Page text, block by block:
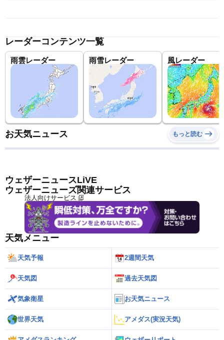
レーダーコンテンツ一覧
雨雲レーダー 雨雪レーダー 風レーダー
お天気ニュース もっと読む
ウェザーニュースLiVE
ウェザーニューズ関連サービス
法人向けサービス
天気メニュー
天気予報 2週間天気
天気図 過去天気図
気象衛星 お天気ニュース
世界天気 アメダス(実況天気)